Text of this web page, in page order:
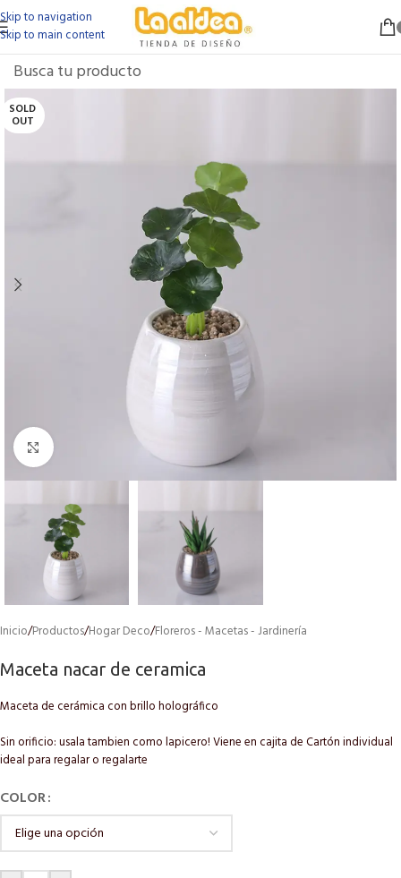
Skip to navigation
Skip to main content
SOLD
OUT
Click to enlarge
Inicio/Productos/Hogar Deco/Floreros - Macetas - Jardinería
Maceta nacar de ceramica
Maceta de cerámica con brillo holográfico
Sin orificio: usala tambien como lapicero! Viene en cajita de Cartón individual
ideal para regalar o regalarte
COLOR